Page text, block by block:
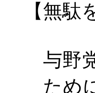
【無
与野
ため